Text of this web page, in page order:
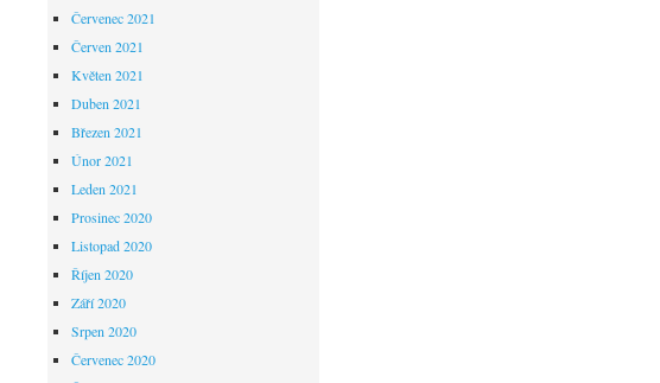
Červenec 2021
Červen 2021
Květen 2021
Duben 2021
Březen 2021
Únor 2021
Leden 2021
Prosinec 2020
Listopad 2020
Říjen 2020
Září 2020
Srpen 2020
Červenec 2020